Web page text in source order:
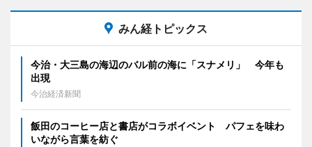
みん経トピックス
今治・大三島の海辺のバル前の海に「スナメリ」 今年も
出現
今治経済新聞
飯田のコーヒー店と書店がコラボイベント パフェを味わ
いながら言葉を紡ぐ